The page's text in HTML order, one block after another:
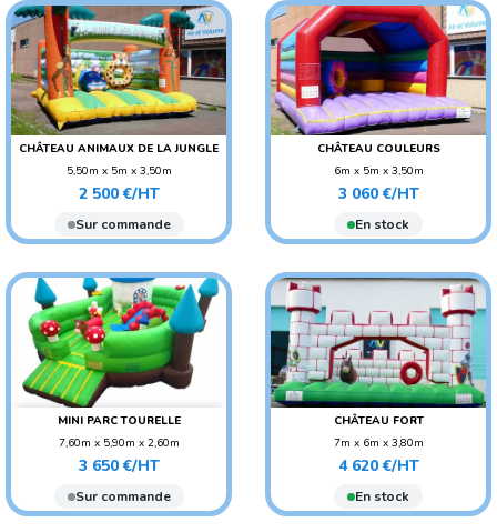
CHÂTEAU ANIMAUX DE LA JUNGLE
5,50m x 5m x 3,50m
POIDS : 140 KG
AGE CONSEILLÉ : ENFANT
Prix
2 500 €/HT
Sur commande
CHÂTEAU COULEURS
6m x 5m x 3,50m
POIDS : 160 KG
AGE CONSEILLÉ : ENFANT
Prix
3 060 €/HT
En stock
MINI PARC TOURELLE
7,60m x 5,90m x 2,60m
POIDS : 160 KG
AGE CONSEILLÉ : ENFANT
Prix
3 650 €/HT
Sur commande
CHÂTEAU FORT
7m x 6m x 3,80m
POIDS : 200 KG
AGE CONSEILLÉ : ENFANT
Prix
4 620 €/HT
En stock